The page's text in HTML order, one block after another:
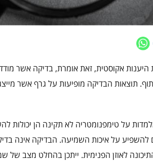
אקוסטית, זאת אומרת, בדיקה אשר
תוצאות הבדיקה מופיעות על גרף אשר מייצג
על טימפנומטריה לא תקינה הן יכולות
להשפיע על איכות השמיעה. הבדיקה אינה
לאוזן הפנימית. ייתכן בהחלט מצב